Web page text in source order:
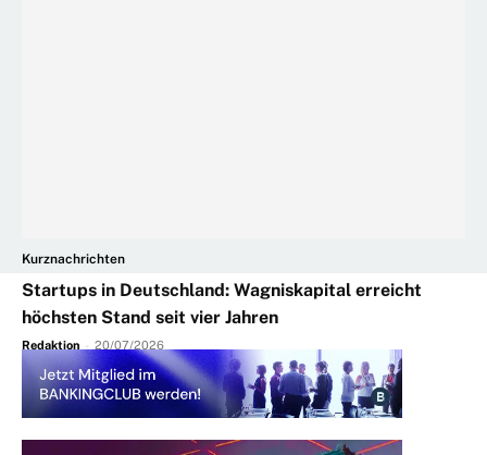
Kurznachrichten
Startups in Deutschland: Wagniskapital erreicht
höchsten Stand seit vier Jahren
Redaktion - 20/07/2026